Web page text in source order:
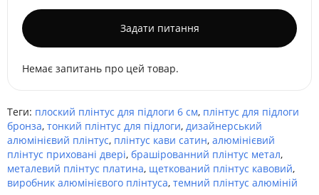
Задати питання
Немає запитань про цей товар.
Теги: плоский плінтус для підлоги 6 см, плінтус для підлоги
бронза, тонкий плінтус для підлоги, дизайнерський
алюмінієвий плінтус, плінтус кави сатин, алюмінієвий
плінтус приховані двері, брашірованний плінтус метал,
металевий плінтус платина, щеткований плінтус кавовий,
виробник алюмінієвого плінтуса, темний плінтус алюміній